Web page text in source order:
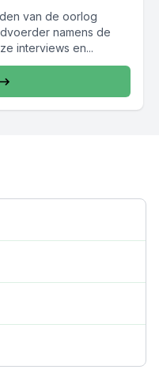
van de oorlog
namens de
interviews en...